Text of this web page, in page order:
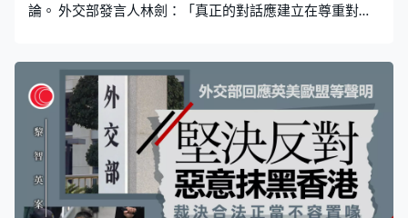
論。 外交部發言人林劍：「真正的對話應建立在尊重對
略互惠關係，很簡單也很明確，就是撤回高市錯誤涉台言
論、恪守中日四個政治文件和日方作出的政治承諾，以實
際行動展現對話的誠意。」